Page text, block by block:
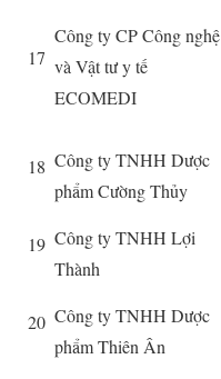
17
Công ty CP Công nghệ
và Vật tư y tế
ECOMEDI
18 Công ty TNHH Dược
phẩm Cường Thủy
19 Công ty TNHH Lợi
Thành
20 Công ty TNHH Dược
phẩm Thiên Ân